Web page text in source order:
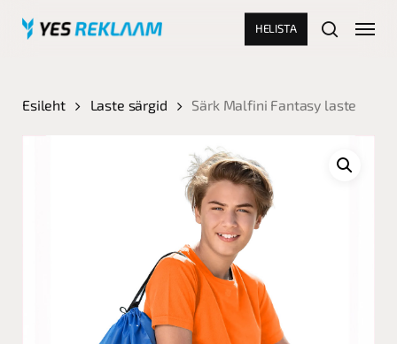
HELISTA
search
Menu
Esileht Laste särgid Särk Malfini Fantasy laste